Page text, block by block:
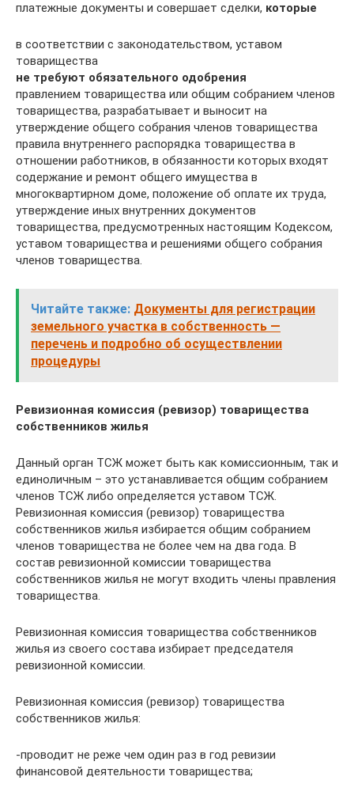
платежные документы и совершает сделки, которые
в соответствии с законодательством, уставом
товарищества
не требуют обязательного одобрения
правлением товарищества или общим собранием членов
товарищества, разрабатывает и выносит на
утверждение общего собрания членов товарищества
правила внутреннего распорядка товарищества в
отношении работников, в обязанности которых входят
содержание и ремонт общего имущества в
многоквартирном доме, положение об оплате их труда,
утверждение иных внутренних документов
товарищества, предусмотренных настоящим Кодексом,
уставом товарищества и решениями общего собрания
членов товарищества.
Читайте также: Документы для регистрации
земельного участка в собственность —
перечень и подробно об осуществлении
процедуры
Ревизионная комиссия (ревизор) товарищества
собственников жилья
Данный орган ТСЖ может быть как комиссионным, так и
единоличным – это устанавливается общим собранием
членов ТСЖ либо определяется уставом ТСЖ.
Ревизионная комиссия (ревизор) товарищества
собственников жилья избирается общим собранием
членов товарищества не более чем на два года. В
состав ревизионной комиссии товарищества
собственников жилья не могут входить члены правления
товарищества.
Ревизионная комиссия товарищества собственников
жилья из своего состава избирает председателя
ревизионной комиссии.
Ревизионная комиссия (ревизор) товарищества
собственников жилья:
-проводит не реже чем один раз в год ревизии
финансовой деятельности товарищества;